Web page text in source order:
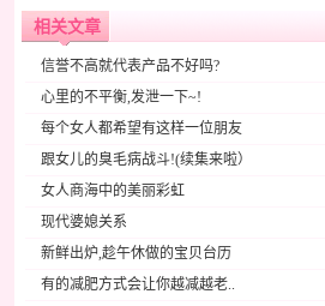
相关文章
信誉不高就代表产品不好吗?
心里的不平衡,发泄一下~!
每个女人都希望有这样一位朋友
跟女儿的臭毛病战斗!(续集来啦）
女人商海中的美丽彩虹
现代婆媳关系
新鲜出炉,趁午休做的宝贝台历
有的减肥方式会让你越减越老..